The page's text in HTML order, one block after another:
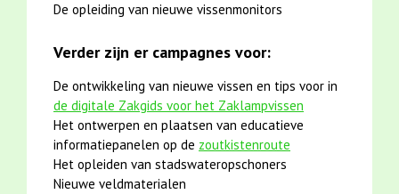
De opleiding van nieuwe vissenmonitors
Verder zijn er campagnes voor:
De ontwikkeling van nieuwe vissen en tips voor in
de digitale Zakgids voor het Zaklampvissen
Het ontwerpen en plaatsen van educatieve
informatiepanelen op de zoutkistenroute
Het opleiden van stadswateropschoners
Nieuwe veldmaterialen